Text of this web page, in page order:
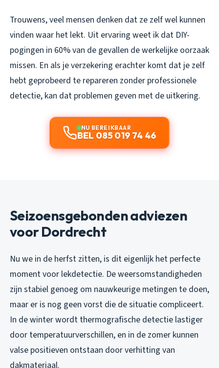
Trouwens, veel mensen denken dat ze zelf wel kunnen
vinden waar het lekt. Uit ervaring weet ik dat DIY-
pogingen in 60% van de gevallen de werkelijke oorzaak
missen. En als je verzekering erachter komt dat je zelf
hebt geprobeerd te repareren zonder professionele
detectie, kan dat problemen geven met de uitkering.
NU BEREIKBAAR
BEL 085 019 74 46
Seizoensgebonden adviezen
voor Dordrecht
Nu we in de herfst zitten, is dit eigenlijk het perfecte
moment voor lekdetectie. De weersomstandigheden
zijn stabiel genoeg om nauwkeurige metingen te doen,
maar er is nog geen vorst die de situatie compliceert.
In de winter wordt thermografische detectie lastiger
door temperatuurverschillen, en in de zomer kunnen
valse positieven ontstaan door verhitting van
dakmateriaal.